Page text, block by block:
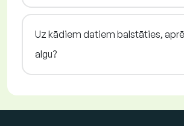
Uz kādiem datiem balstāties,
algu?